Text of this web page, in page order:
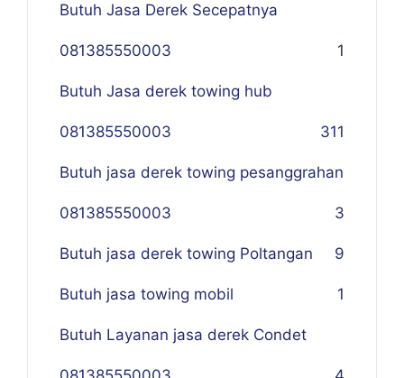
Butuh Jasa Derek Secepatnya
081385550003 1
Butuh Jasa derek towing hub
081385550003 311
Butuh jasa derek towing pesanggrahan
081385550003 3
Butuh jasa derek towing Poltangan 9
Butuh jasa towing mobil 1
Butuh Layanan jasa derek Condet